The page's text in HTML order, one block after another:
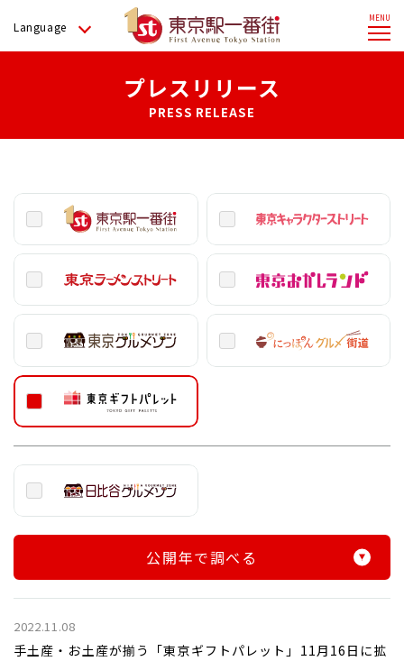
Language
プレスリリース
PRESS RELEASE
公開年で調べる
2022.11.08
手土産・お土産が揃う「東京ギフトパレット」11月16日に拡